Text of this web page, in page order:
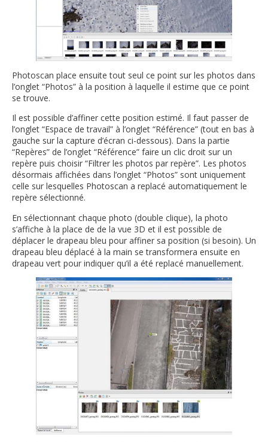
Photoscan place ensuite tout seul ce point sur les photos dans
l’onglet “Photos” à la position à laquelle il estime que ce point
se trouve.
Il est possible d’affiner cette position estimé. Il faut passer de
l’onglet “Espace de travail” à l’onglet “Référence” (tout en bas à
gauche sur la capture d’écran ci-dessous). Dans la partie
“Repères” de l’onglet “Référence” faire un clic droit sur un
repère puis choisir “Filtrer les photos par repère”. Les photos
désormais affichées dans l’onglet “Photos” sont uniquement
celle sur lesquelles Photoscan a replacé automatiquement le
repère sélectionné.
En sélectionnant chaque photo (double clique), la photo
s’affiche à la place de de la vue 3D et il est possible de
déplacer le drapeau bleu pour affiner sa position (si besoin). Un
drapeau bleu déplacé à la main se transformera ensuite en
drapeau vert pour indiquer qu’il a été replacé manuellement.